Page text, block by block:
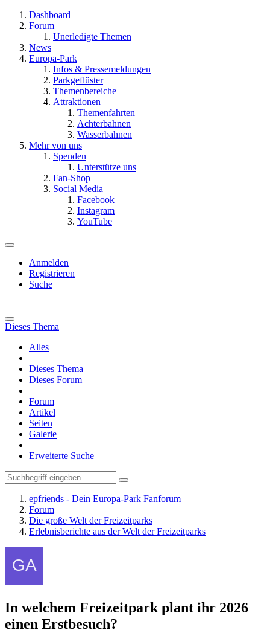
Dashboard
Forum
Unerledigte Themen
News
Europa-Park
Infos & Pressemeldungen
Parkgeflüster
Themenbereiche
Attraktionen
Themenfahrten
Achterbahnen
Wasserbahnen
Mehr von uns
Spenden
Unterstütze uns
Fan-Shop
Social Media
Facebook
Instagram
YouTube
Anmelden
Registrieren
Suche
Dieses Thema
Alles
Dieses Thema
Dieses Forum
Forum
Artikel
Seiten
Galerie
Erweiterte Suche
epfriends - Dein Europa-Park Fanforum
Forum
Die große Welt der Freizeitparks
Erlebnisberichte aus der Welt der Freizeitparks
In welchem Freizeitpark plant ihr 2026
einen Erstbesuch?